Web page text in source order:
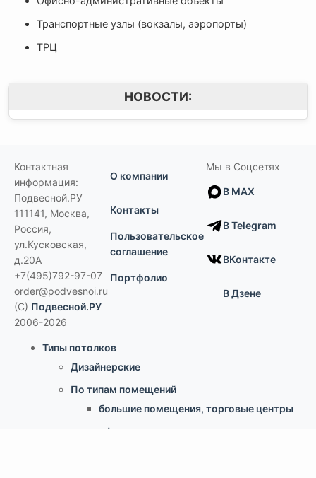
Транспортные узлы (вокзалы, аэропорты)
ТРЦ
НОВОСТИ:
Контактная
информация:
Подвесной.РУ
111141, Москва,
Россия,
ул.Кусковская,
д.20А
+7(495)792-97-07
order@podvesnoi.ru
(C) Подвесной.РУ
2006-2026
О компании
Контакты
Пользовательское
соглашение
Портфолио
Мы в Соцсетях
В MAX
В Telegram
ВКонтакте
В Дзене
Типы потолков
Дизайнерские
По типам помещений
большие помещения, торговые центры
офисы